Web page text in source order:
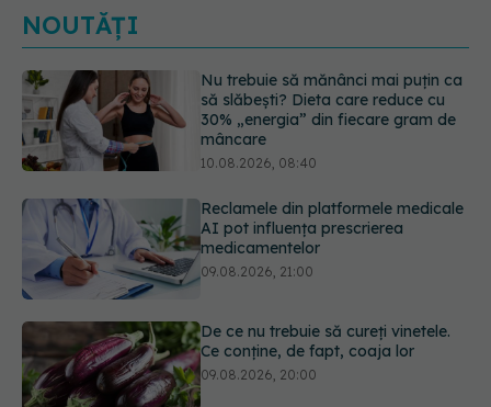
NOUTĂȚI
Reclamele din platformele medicale
AI pot influența prescrierea
medicamentelor
09.08.2026, 21:00
De ce nu trebuie să cureți vinetele.
Ce conține, de fapt, coaja lor
09.08.2026, 20:00
Excrescențele cutanate benigne în
zona genitală: cauze, simptome,
diagnostic și opțiuni de tratament